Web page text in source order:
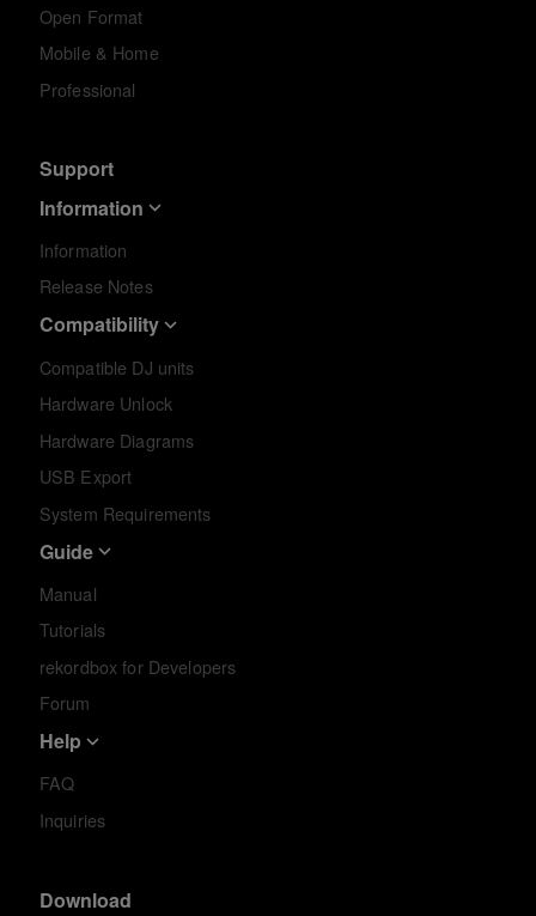
Open Format
Mobile & Home
Professional
Support
Information
Information
Release Notes
Compatibility
Compatible DJ units
Hardware Unlock
Hardware Diagrams
USB Export
System Requirements
Guide
Manual
Tutorials
rekordbox for Developers
Forum
Help
FAQ
Inquiries
Download